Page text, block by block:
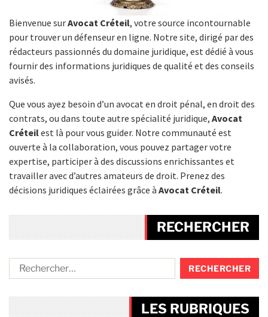
Bienvenue surAvocat Créteil, votre source incontournable
pour trouver un défenseur en ligne. Notre site, dirigé par des
rédacteurs passionnés du domaine juridique, est dédié à vous
fournir des informations juridiques de qualité et des conseils
avisés.
Que vous ayez besoin d’un avocat en droit pénal, en droit des
contrats, ou dans toute autre spécialité juridique, Avocat
Créteilest là pour vous guider. Notre communauté est
ouverte à la collaboration, vous pouvez partager votre
expertise, participer à des discussions enrichissantes et
travailler avec d’autres amateurs de droit. Prenez des
décisions juridiques éclairées grâce à Avocat Créteil.
RECHERCHER
LES RUBRIQUES